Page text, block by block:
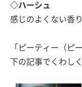
◇ハーシュ
感じのよくない香り
「ピーティー（ピ
下の記事でくわし